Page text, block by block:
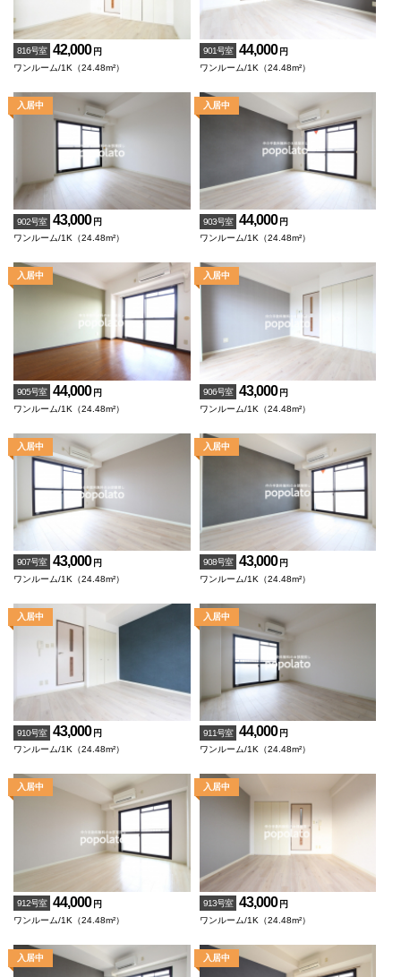
816号室 42,000 円
ワンルーム/1K（24.48m²）
901号室 44,000 円
ワンルーム/1K（24.48m²）
902号室 43,000 円
ワンルーム/1K（24.48m²）
903号室 44,000 円
ワンルーム/1K（24.48m²）
905号室 44,000 円
ワンルーム/1K（24.48m²）
906号室 43,000 円
ワンルーム/1K（24.48m²）
907号室 43,000 円
ワンルーム/1K（24.48m²）
908号室 43,000 円
ワンルーム/1K（24.48m²）
910号室 43,000 円
ワンルーム/1K（24.48m²）
911号室 44,000 円
ワンルーム/1K（24.48m²）
912号室 44,000 円
ワンルーム/1K（24.48m²）
913号室 43,000 円
ワンルーム/1K（24.48m²）